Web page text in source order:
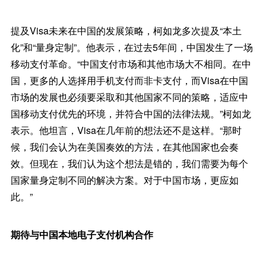
提及Visa未来在中国的发展策略，柯如龙多次提及“本土
化”和“量身定制”。他表示，在过去5年间，中国发生了一场
移动支付革命。“中国支付市场和其他市场大不相同。在中
国，更多的人选择用手机支付而非卡支付，而Visa在中国
市场的发展也必须要采取和其他国家不同的策略，适应中
国移动支付优先的环境，并符合中国的法律法规。”柯如龙
表示。他坦言，Visa在几年前的想法还不是这样。“那时
候，我们会认为在美国奏效的方法，在其他国家也会奏
效。但现在，我们认为这个想法是错的，我们需要为每个
国家量身定制不同的解决方案。对于中国市场，更应如
此。”
期待与中国本地电子支付机构合作